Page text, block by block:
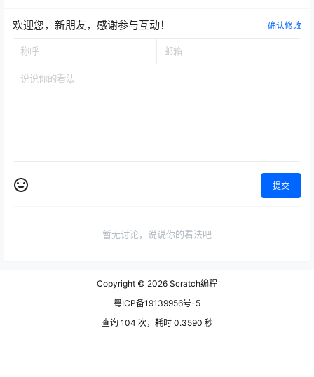
欢迎您，新朋友，感谢参与互动！ 确认修改
提交
暂无讨论，说说你的看法吧
Copyright © 2026 Scratch编程
粤ICP备19139956号-5
查询 104 次，耗时 0.3590 秒